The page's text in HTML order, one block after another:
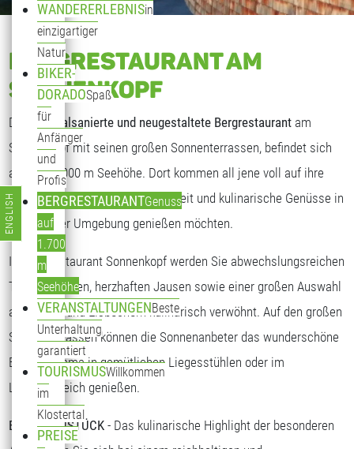
WANDERERLEBNISin
einzigartiger
Natur
BIKER-
DORADOSpaß
für
Anfänger
und
Profis
BERGRESTAURANTGenuss
auf
1.700
m
Seehöhe
VERANSTALTUNGENBeste
Unterhaltung
garantiert
TOURISMUSWillkommen
im
Klostertal
PREISE
BERGRESTAURANT AM
SONNENKOPF
Das generalsanierte und neugestaltete Bergrestaurant am
Sonnenkopf mit seinen großen Sonnenterrassen, befindet sich
auf fast 2.000 m Seehöhe. Dort kommen all jene voll auf ihre
Kosten, die freundliche Gastlichkeit und kulinarische Genüsse in
traumhafter Umgebung genießen möchten.
Im Bergrestaurant Sonnenkopf werden Sie abwechslungsreichen
Tagesgerichten, herzhaften Jausen sowie einer großen Auswahl
an Kuchen und Eisbechern kulinarisch verwöhnt. Auf den großen
Sonnenterrassen können die Sonnenanbeter das wunderschöne
Bergpanorama in gemütlichen Liegesstühlen oder im
Loungebereich genießen.
BERGFRÜHSTÜCK - Das kulinarische Highlight der besonderen
Sprache auswählen
ENGLISH